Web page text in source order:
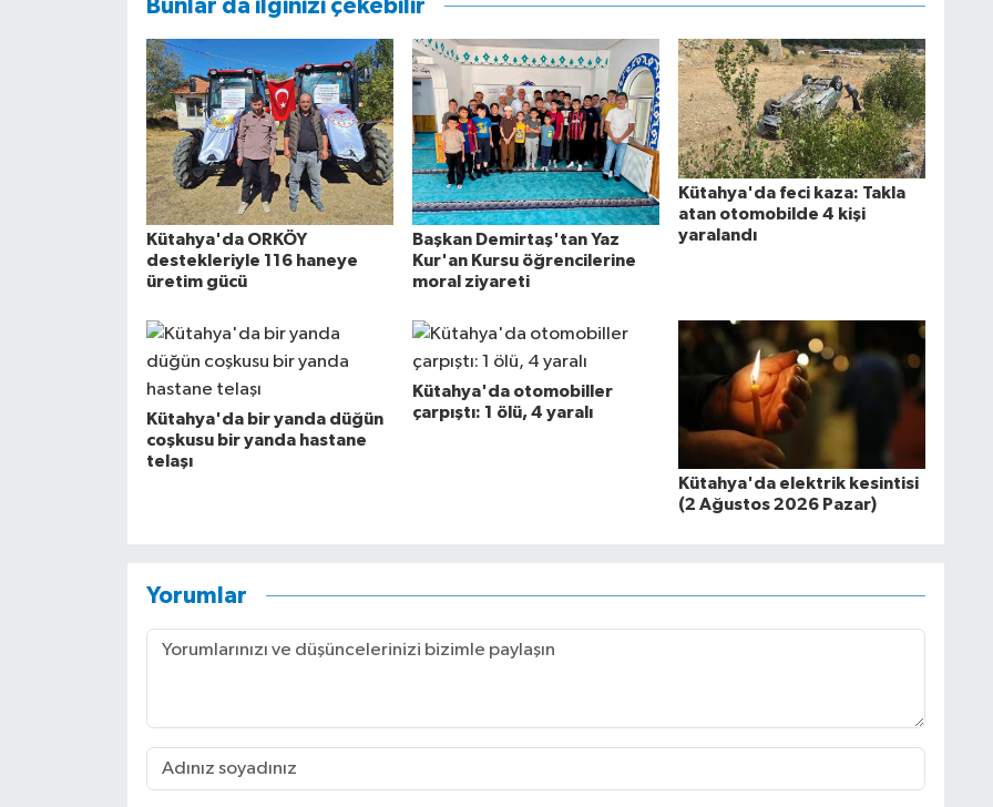
Bunlar da ilginizi çekebilir
Kütahya'da ORKÖY
destekleriyle 116 haneye
üretim gücü
Başkan Demirtaş'tan Yaz
Kur'an Kursu öğrencilerine
moral ziyareti
Kütahya'da feci kaza: Takla
atan otomobilde 4 kişi
yaralandı
Kütahya'da bir yanda düğün
coşkusu bir yanda hastane
telaşı
Kütahya'da otomobiller
çarpıştı: 1 ölü, 4 yaralı
Kütahya'da elektrik kesintisi
(2 Ağustos 2026 Pazar)
Yorumlar